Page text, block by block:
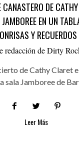
CANASTERO DE
EN UN
Y RECUERDOS
redacción de Dirty
de Cathy Claret
sala Jamboree de
Leer Más